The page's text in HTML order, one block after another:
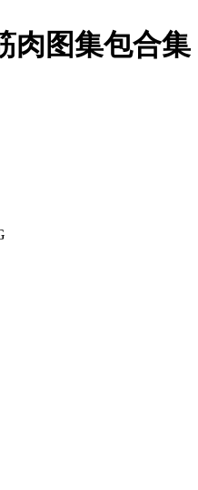
肉图集包合集